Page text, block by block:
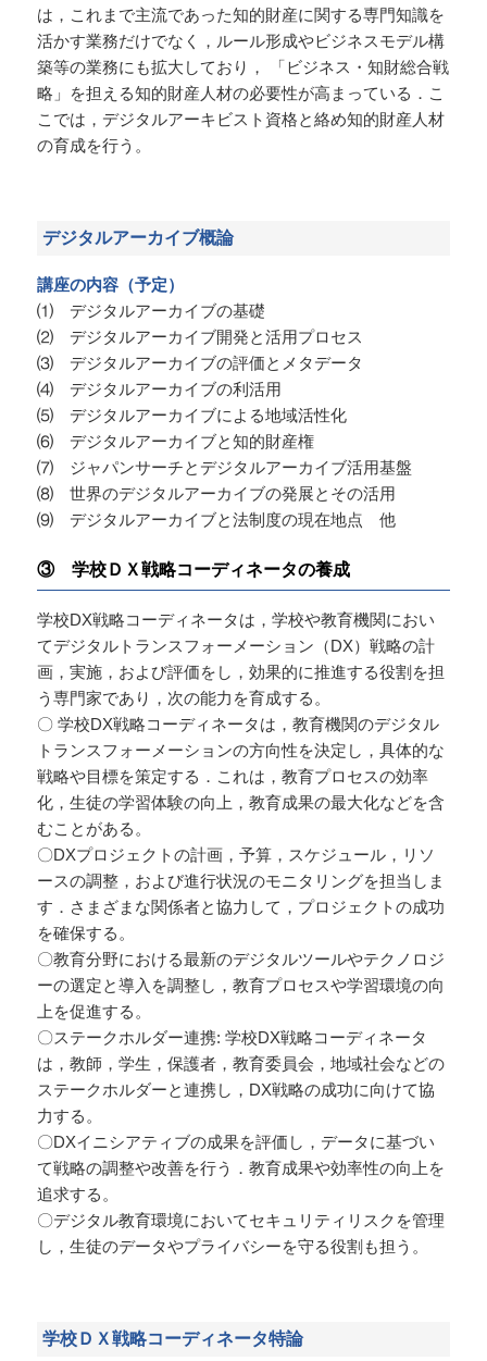
は，これまで主流であった知的財産に関する専門知識を
活かす業務だけでなく，ルール形成やビジネスモデル構
築等の業務にも拡大しており， 「ビジネス・知財総合戦
略」を担える知的財産人材の必要性が高まっている．こ
こでは，デジタルアーキビスト資格と絡め知的財産人材
の育成を行う。
デジタルアーカイブ概論
講座の内容（予定）
⑴ デジタルアーカイブの基礎
⑵ デジタルアーカイブ開発と活用プロセス
⑶ デジタルアーカイブの評価とメタデータ
⑷ デジタルアーカイブの利活用
⑸ デジタルアーカイブによる地域活性化
⑹ デジタルアーカイブと知的財産権
⑺ ジャパンサーチとデジタルアーカイブ活用基盤
⑻ 世界のデジタルアーカイブの発展とその活用
⑼ デジタルアーカイブと法制度の現在地点 他
③ 学校ＤＸ戦略コーディネータの養成
学校DX戦略コーディネータは，学校や教育機関におい
てデジタルトランスフォーメーション（DX）戦略の計
画，実施，および評価をし，効果的に推進する役割を担
う専門家であり，次の能力を育成する。
〇 学校DX戦略コーディネータは，教育機関のデジタル
トランスフォーメーションの方向性を決定し，具体的な
戦略や目標を策定する．これは，教育プロセスの効率
化，生徒の学習体験の向上，教育成果の最大化などを含
むことがある。
〇DXプロジェクトの計画，予算，スケジュール，リソ
ースの調整，および進行状況のモニタリングを担当しま
す．さまざまな関係者と協力して，プロジェクトの成功
を確保する。
〇教育分野における最新のデジタルツールやテクノロジ
ーの選定と導入を調整し，教育プロセスや学習環境の向
上を促進する。
〇ステークホルダー連携: 学校DX戦略コーディネータ
は，教師，学生，保護者，教育委員会，地域社会などの
ステークホルダーと連携し，DX戦略の成功に向けて協
力する。
〇DXイニシアティブの成果を評価し，データに基づい
て戦略の調整や改善を行う．教育成果や効率性の向上を
追求する。
〇デジタル教育環境においてセキュリティリスクを管理
し，生徒のデータやプライバシーを守る役割も担う。
学校ＤＸ戦略コーディネータ特論